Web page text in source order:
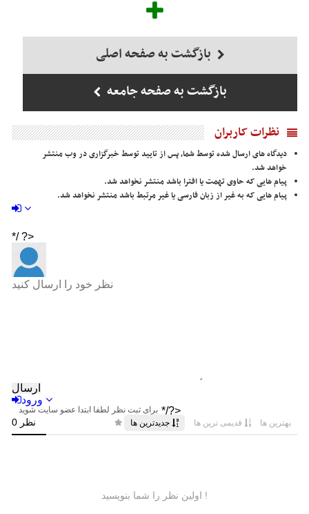
بازگشت به صفحه اصلی
بازگشت به صفحه جامعه
نظرات کاربران
دیدگاه های ارسال شده توسط شما، پس از تایید توسط خبرگزاری در وب منتشر
خواهد شد.
پیام هایی که حاوی تهمت یا افترا باشد منتشر نخواهد شد.
پیام هایی که به غیر از زبان فارسی یا غیر مرتبط باشد منتشر نخواهد شد.